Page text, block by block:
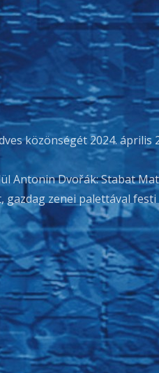
közönségét 2024. április
Antonin Dvořák: Stabat
zenei palettával